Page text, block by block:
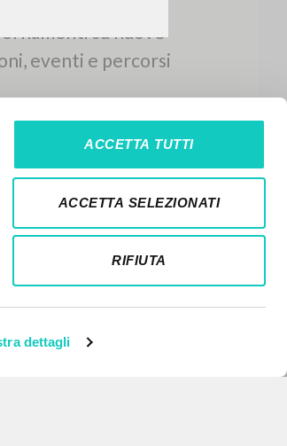
dettagli
ACCETTA TUTTI
ACCETTA SELEZIONATI
RIFIUTA